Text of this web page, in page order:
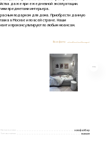
даже при ежедневной эксплуатации.
предметами интерьера.
подарком для дома. Приобрести данную
в Москве и по всей стране. Наши
и проконсультируют по любым нюансам.
Все фото
Наполнители
холофайбер
Тип застежки
молния